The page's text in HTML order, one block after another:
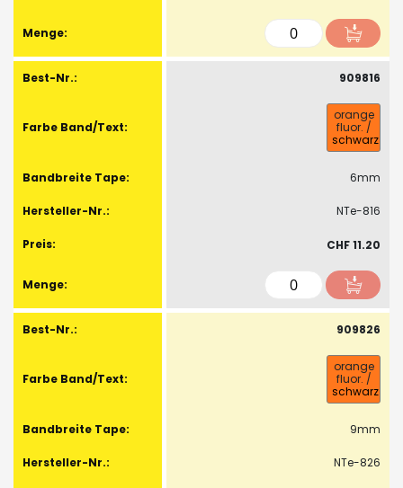
909816
orange
fluor. /
schwarz
6mm
NTe-816
CHF 11.20
909826
orange
fluor. /
schwarz
9mm
NTe-826